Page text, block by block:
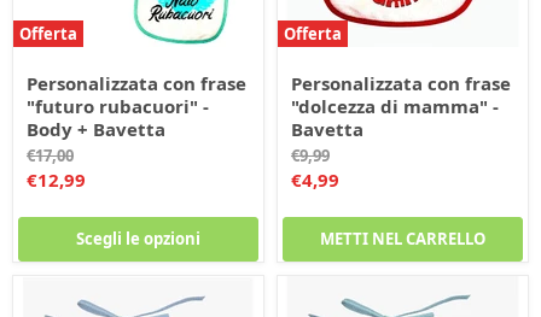
Offerta
Personalizzata con frase
"futuro rubacuori" -
Body + Bavetta
Prezzo
originale
€17,00
Prezzo
€12,99
Scegli le opzioni
Offerta
Personalizzata con frase
"dolcezza di mamma" -
Bavetta
Prezzo
originale
€9,99
Prezzo
€4,99
METTI NEL CARRELLO